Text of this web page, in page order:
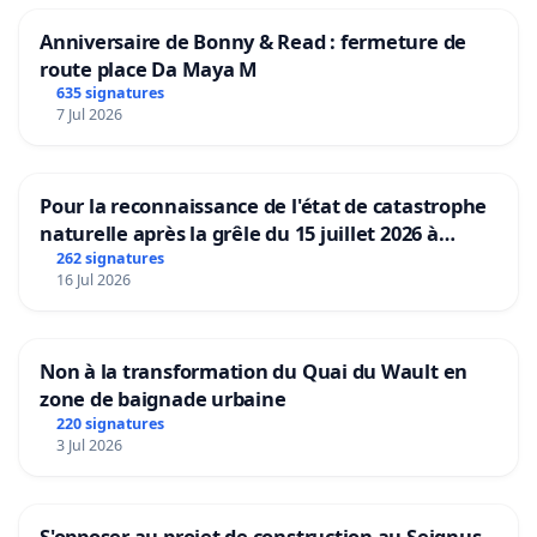
[3] Florian BESSON, Mathilde LARRÈRE, Guillaume
LANCEREAU, Pauline DUCRET,
reportageHistoire, argent, pouvoir : les vrais secrets du
Puy duFoudiffusé dans l’émissionComplément
d'enquêtesur France 2 en septembre 2023.
à Liège dans un texteUn passé frelaté : Le Puy du Fou,
une façon de conquérir les imaginaires
site du Mouvement Demain fin novembre 2023.
Anniversaire de Bonny & Read : fermeture de
route place Da Maya M
635 signatures
7 Jul 2026
Pour la reconnaissance de l'état de catastrophe
naturelle après la grêle du 15 juillet 2026 à
Aubenas et ses alentours
262 signatures
16 Jul 2026
Non à la transformation du Quai du Wault en
zone de baignade urbaine
220 signatures
3 Jul 2026